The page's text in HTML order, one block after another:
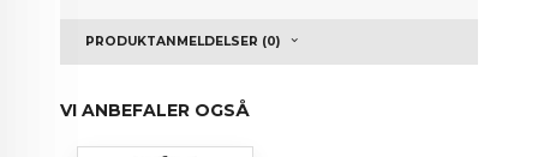
PRODUKTANMELDELSER (0)
VI ANBEFALER OGSÅ